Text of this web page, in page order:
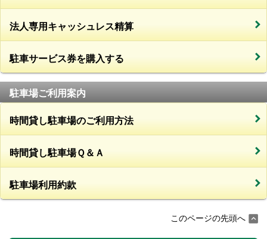
法人専用キャッシュレス精算
駐車サービス券を購入する
駐車場ご利用案内
時間貸し駐車場のご利用方法
時間貸し駐車場Ｑ＆Ａ
駐車場利用約款
このページの先頭へ